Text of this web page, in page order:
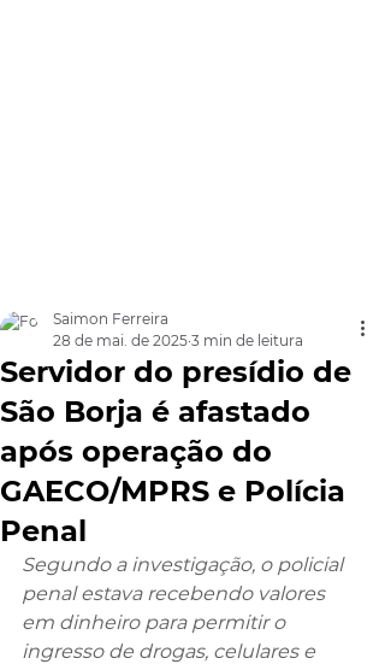
Servidor do presídio de
São Borja é afastado
após operação do
GAECO/MPRS e Polícia
Penal
Saimon Ferreira
28 de mai. de 2025 3 min de leitura
Segundo a investigação, o policial
penal estava recebendo valores
em dinheiro para permitir o
ingresso de drogas, celulares e